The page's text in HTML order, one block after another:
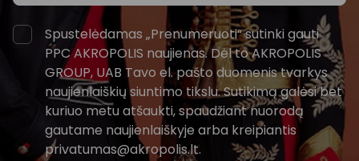
Spustelėdamas „Prenumeruoti“ sutinki gauti
PPC AKROPOLIS naujienas. Dėl to AKROPOLIS
GROUP, UAB Tavo el. pašto duomenis tvarkys
naujienlaiškių siuntimo tikslu. Sutikimą galėsi bet
kuriuo metu atšaukti, spaudžiant nuorodą
gautame naujienlaiškyje arba kreipiantis
privatumas@akropolis.lt.